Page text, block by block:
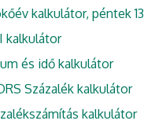
kalkulátor, péntek 13
kalkulátor
és idő kalkulátor
Százalék kalkulátor
kalkulátor